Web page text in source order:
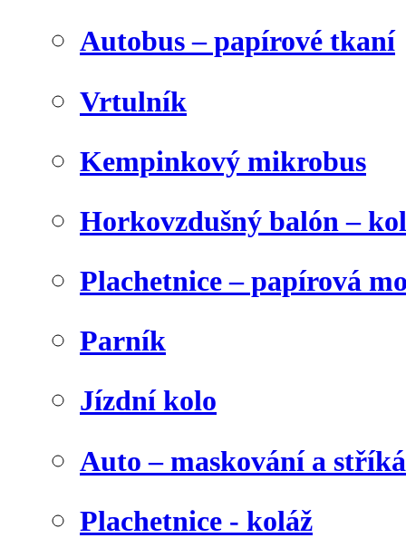
Autobus – papírové tkaní
Vrtulník
Kempinkový mikrobus
Horkovzdušný balón –
Plachetnice – papírová
Parník
Jízdní kolo
Auto – maskování a
Plachetnice - koláž